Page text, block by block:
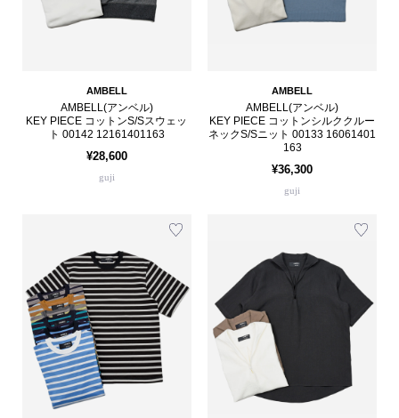
AMBELL
AMBELL(アンベル)
KEY PIECE コットンS/Sスウェッ
ト 00142 12161401163
¥28,600
guji
AMBELL
AMBELL(アンベル)
KEY PIECE コットンシルククルー
ネックS/Sニット 00133 16061401
163
¥36,300
guji